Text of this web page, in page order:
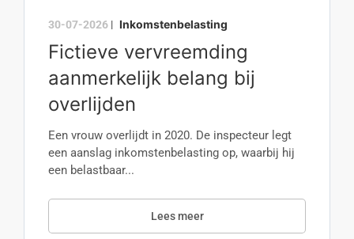
30-07-2026 | Inkomstenbelasting
Fictieve vervreemding
aanmerkelijk belang bij
overlijden
Een vrouw overlijdt in 2020. De inspecteur legt
een aanslag inkomstenbelasting op, waarbij hij
een belastbaar...
Lees meer